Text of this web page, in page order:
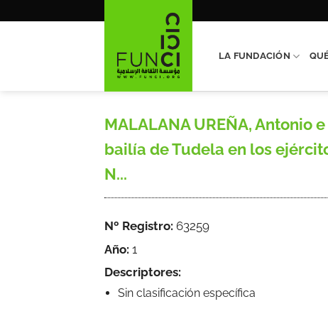
LA FUNDACIÓN
MALALANA UREÑA, Antonio
bailía de Tudela en los
N...
Nº Registro: 63259
Año: 1
Descriptores:
Sin clasificación específica